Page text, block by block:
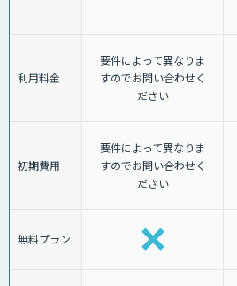
利用料金
要件によって異なりま
すのでお問い合わせく
ださい
初期費用
要件によって異なりま
すのでお問い合わせく
ださい
無料プラン